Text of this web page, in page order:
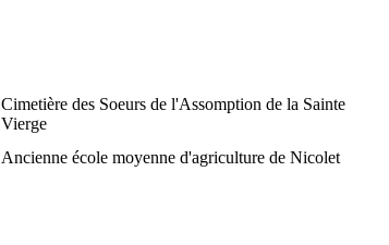
Cimetière des Soeurs de l'Assomption de la Sainte
Vierge
Ancienne école moyenne d'agriculture de Nicolet